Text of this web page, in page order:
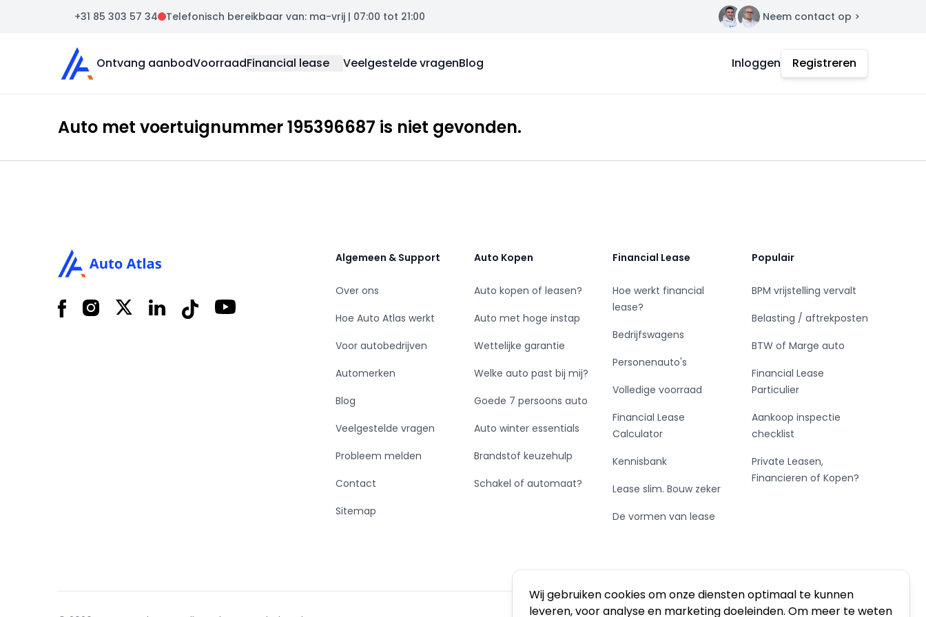
Wij gebruiken cookies om onze diensten optimaal te kunnen
leveren, voor analyse en marketing doeleinden. Om meer te weten
+31 85 303 57 34 Telefonisch bereikbaar van: ma-vrij | 07:00 tot 21:00 Contact Neem contact op >
Auto Atlas
Ontvang aanbodVoorraadFinancial lease Veelgestelde vragenBlog Inloggen Registreren
Auto met voertuignummer 195396687 is niet gevonden.
FacebookInstagram
X LinkedInTiktok YouTube
Algemeen & Support
Over ons
Hoe Auto Atlas werkt
Voor autobedrijven
Automerken
Blog
Veelgestelde vragen
Probleem melden
Contact
Sitemap
Auto Kopen
Auto kopen of leasen?
Auto met hoge instap
Wettelijke garantie
Welke auto past bij mij?
Goede 7 persoons auto
Auto winter essentials
Brandstof keuzehulp
Schakel of automaat?
Financial Lease
Hoe werkt financial
lease?
Bedrijfswagens
Personenauto's
Volledige voorraad
Financial Lease
Calculator
Kennisbank
Lease slim. Bouw zeker
De vormen van lease
Populair
BPM vrijstelling vervalt
Belasting / aftrekposten
BTW of Marge auto
Financial Lease
Particulier
Aankoop inspectie
checklist
Private Leasen,
Financieren of Kopen?